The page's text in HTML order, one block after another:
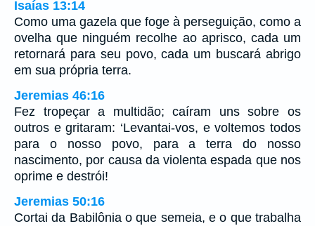
Isaías 13:14
Como uma gazela que foge à perseguição, como a
ovelha que ninguém recolhe ao aprisco, cada um
retornará para seu povo, cada um buscará abrigo
em sua própria terra.
Jeremias 46:16
Fez tropeçar a multidão; caíram uns sobre os
outros e gritaram: ‘Levantai-vos, e voltemos todos
para o nosso povo, para a terra do nosso
nascimento, por causa da violenta espada que nos
oprime e destrói!
Jeremias 50:16
Cortai da Babilônia o que semeia, e o que trabalha